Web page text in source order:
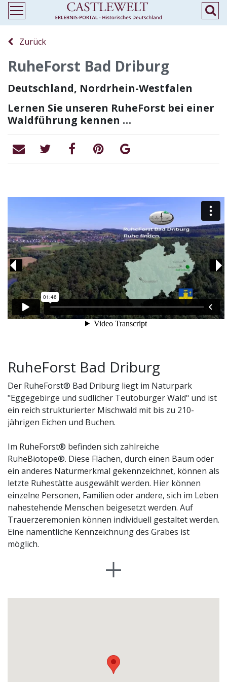
Zurück
RuheForst Bad Driburg
Deutschland, Nordrhein-Westfalen
Lernen Sie unseren RuheForst bei einer
Waldführung kennen …
Previous
RuheForst Bad Driburg
Der RuheForst® Bad Driburg liegt im Naturpark
"Eggegebirge und südlicher Teutoburger Wald" und ist
ein reich strukturierter Mischwald mit bis zu 210-
jährigen Eichen und Buchen.
Im RuheForst® befinden sich zahlreiche
RuheBiotope®. Diese Flächen, durch einen Baum oder
ein anderes Naturmerkmal gekennzeichnet, können als
letzte Ruhestätte ausgewählt werden. Hier können
einzelne Personen, Familien oder andere, sich im Leben
nahestehende Menschen beigesetzt werden. Auf
Trauerzeremonien können individuell gestaltet werden.
Eine namentliche Kennzeichnung des Grabes ist
möglich.
RuheBiotope® benötigen keine Pflege, da sie Teil des
natürlichen Waldes sind. Sie können schon zu
Bezugspunkten werden. Das Recht auf Nutzung eines
einer kostenlosen Waldführung mit dem Förster haben
Sie die Möglichkeit, sich näher über diese